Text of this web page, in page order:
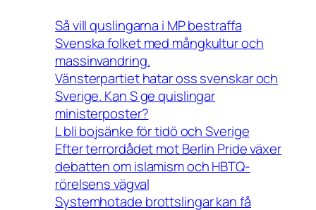
Så vill quslingarna i MP bestraffa
Svenska folket med mångkultur och
massinvandring.
Vänsterpartiet hatar oss svenskar och
Sverige. Kan S ge quislingar
ministerposter?
L bli bojsänke för tidö och Sverige
Efter terrordådet mot Berlin Pride växer
debatten om islamism och HBTQ-
rörelsens vägval
Systemhotade brottslingar kan få